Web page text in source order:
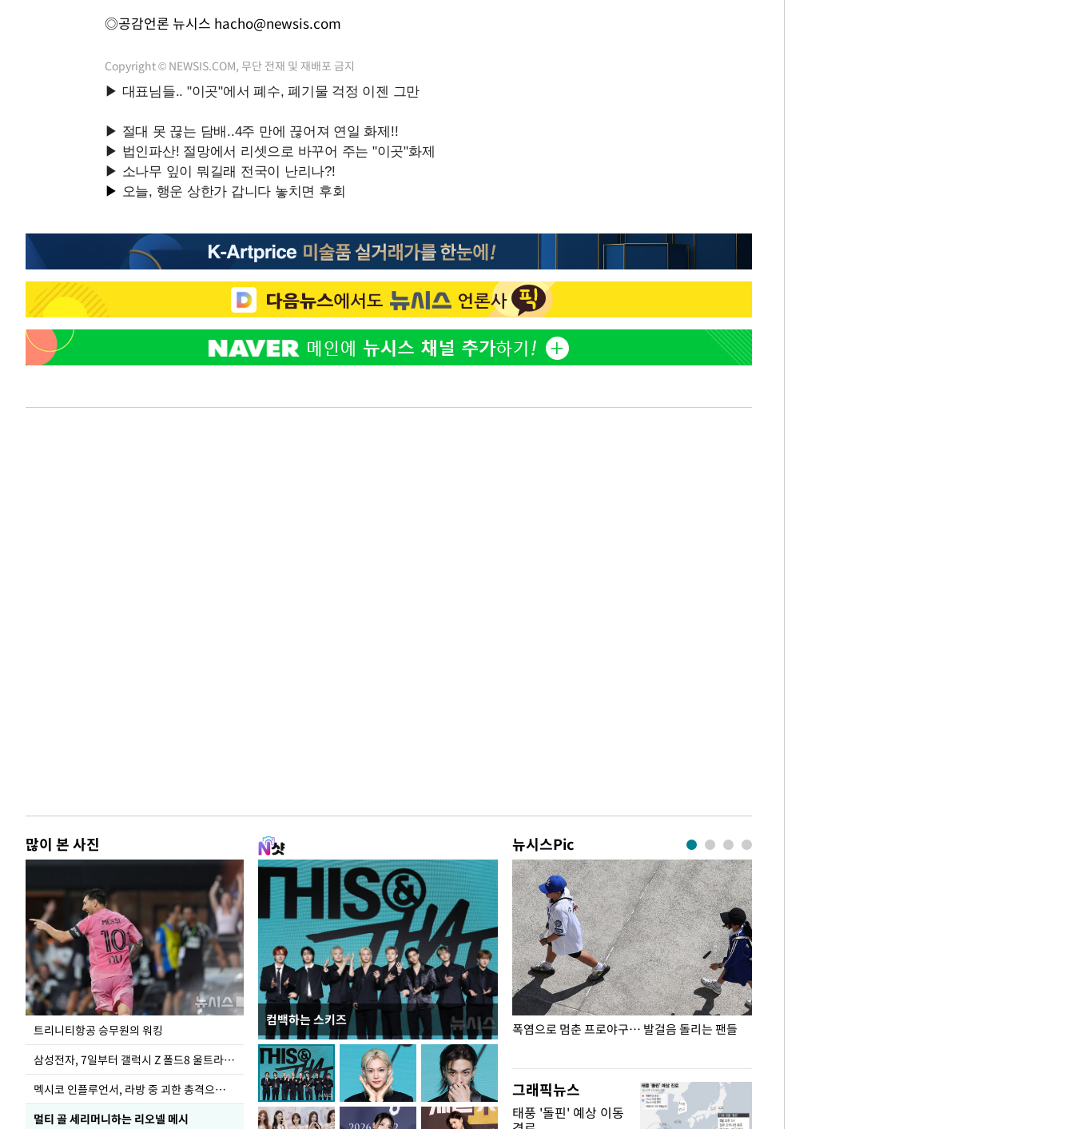
◎공감언론 뉴시스 hacho@newsis.com
Copyright © NEWSIS.COM, 무단 전재 및 재배포 금지
많이 본 사진
트리니티항공 승무원의 워킹
삼성전자, 7일부터 갤럭시 Z 폴드8 울트라·폴드8·플립8 출시
멕시코 인플루언서, 라방 중 괴한 총격으로 사망
멀티 골 세리머니하는 리오넬 메시
컴백하는 스키즈
뉴시스Pic
입추 하루 앞둔 전남광주… 열화상 카메라에 담긴
폭염
폭염으로 멈춘 프로야구… 발걸음 돌리는 팬들
그래픽뉴스
태풍 '돌핀' 예상 이동